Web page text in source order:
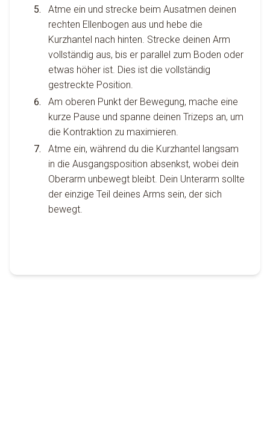
Atme ein und strecke beim Ausatmen deinen
rechten Ellenbogen aus und hebe die
Kurzhantel nach hinten. Strecke deinen Arm
vollständig aus, bis er parallel zum Boden oder
etwas höher ist. Dies ist die vollständig
gestreckte Position.
Am oberen Punkt der Bewegung, mache eine
kurze Pause und spanne deinen Trizeps an, um
die Kontraktion zu maximieren.
Atme ein, während du die Kurzhantel langsam
in die Ausgangsposition absenkst, wobei dein
Oberarm unbewegt bleibt. Dein Unterarm sollte
der einzige Teil deines Arms sein, der sich
bewegt.